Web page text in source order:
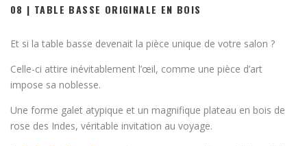
08 | TABLE BASSE ORIGINALE EN BOIS
Et si la table basse devenait la pièce unique de votre salon ?
Celle-ci attire inévitablement l’œil, comme une pièce d’art
impose sa noblesse.
Une forme galet atypique et un magnifique plateau en bois de
rose des Indes, véritable invitation au voyage.